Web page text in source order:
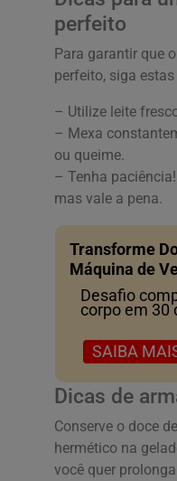
perfeito
Para garantir que
perfeito, siga
– Utilize leite
– Mexa
ou queime.
– Tenha
mas vale a pena.
Transforme
Máquina de
Desafio
corpo em 30
SAIBA
Dicas de
Conserve o doce
hermético na
você quer